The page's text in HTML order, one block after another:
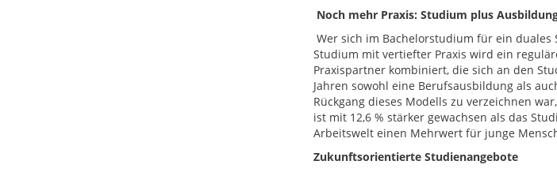
Noch mehr Praxis: Studium plus
Wer sich im Bachelorstudium für ein
Studium mit vertiefter Praxis wird ein
Praxispartner kombiniert, die sich an den
Jahren sowohl eine Berufsausbildung als
Rückgang dieses Modells zu verzeichnen
ist mit 12,6 % stärker gewachsen als das
Arbeitswelt einen Mehrwert für junge
Zukunftsorientierte Studienangebote